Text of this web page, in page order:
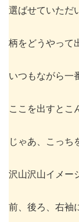
選ばせていただ
柄をどうやって
いつもながら一
ここを出すとこ
じゃあ、こっち
沢山沢山イメー
前、後ろ、右袖